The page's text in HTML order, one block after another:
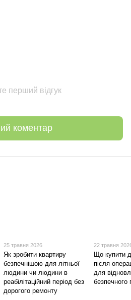
перший відгук
коментар
25 травня 2026
Як зробити квартиру
безпечнішою для літньої
людини чи людини в
реабілітаційний період без
дорогого ремонту
22 травня
Що купити
після
для
безпечного